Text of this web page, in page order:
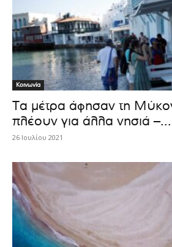
Κοινωνία
Τα μέτρα άφησαν τη
πλέουν για άλλα νησιά –...
26 Ιουλίου 2021